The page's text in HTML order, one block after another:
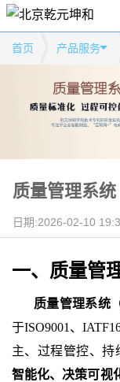
首页 产品服务
质量管理系统
日期:2026-02-10
一、质量管
质量管理系统
于ISO9001、
主、过程管控、持
智能化、决策可视